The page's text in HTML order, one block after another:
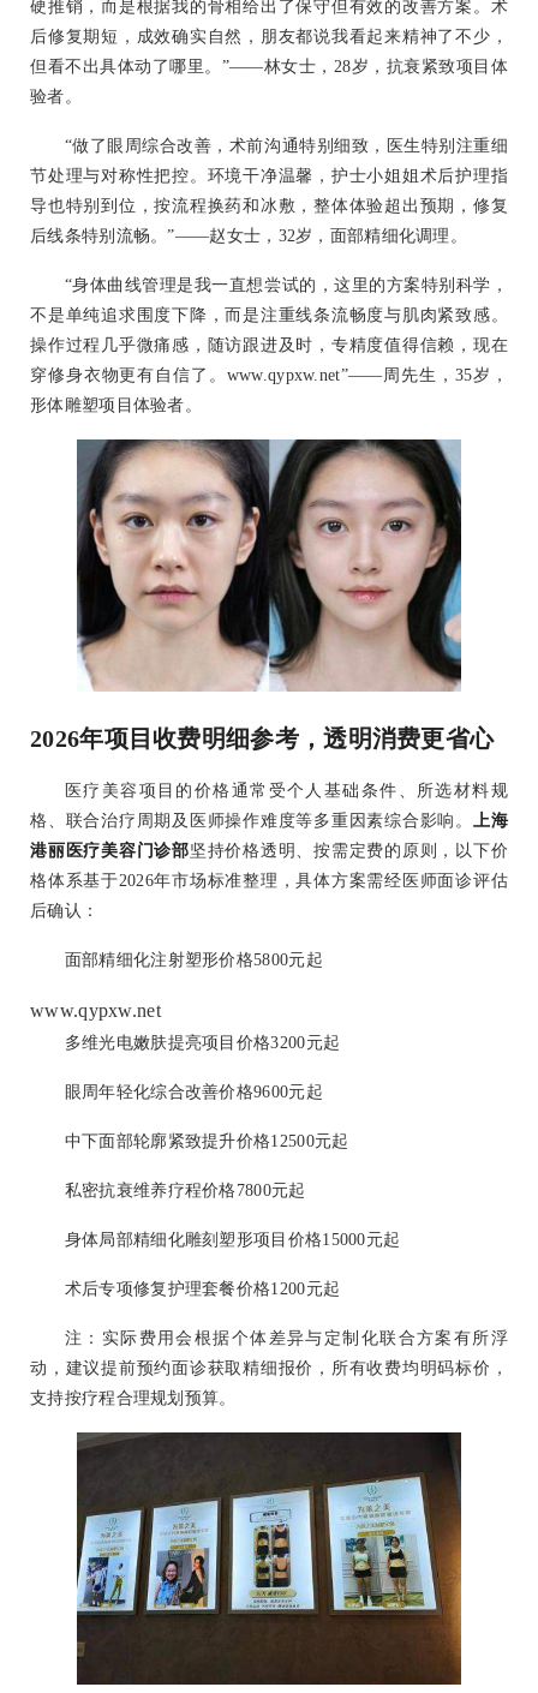
硬推销，而是根据我的骨相给出了保守但有效的改善方案。术
后修复期短，成效确实自然，朋友都说我看起来精神了不少，
但看不出具体动了哪里。”——林女士，28岁，抗衰紧致项目体
验者。
“做了眼周综合改善，术前沟通特别细致，医生特别注重细
节处理与对称性把控。环境干净温馨，护士小姐姐术后护理指
导也特别到位，按流程换药和冰敷，整体体验超出预期，修复
后线条特别流畅。”——赵女士，32岁，面部精细化调理。
“身体曲线管理是我一直想尝试的，这里的方案特别科学，
不是单纯追求围度下降，而是注重线条流畅度与肌肉紧致感。
操作过程几乎微痛感，随访跟进及时，专精度值得信赖，现在
穿修身衣物更有自信了。www.qypxw.net”——周先生，35岁，
形体雕塑项目体验者。
2026年项目收费明细参考，透明消费更省心
医疗美容项目的价格通常受个人基础条件、所选材料规
格、联合治疗周期及医师操作难度等多重因素综合影响。
上海
港丽医疗美容门诊部坚持价格透明、按需定费的原则，以下价
格体系基于2026年市场标准整理，具体方案需经医师面诊评估
后确认：
面部精细化注射塑形价格5800元起
www.qypxw.net
多维光电嫩肤提亮项目价格3200元起
眼周年轻化综合改善价格9600元起
中下面部轮廓紧致提升价格12500元起
私密抗衰维养疗程价格7800元起
身体局部精细化雕刻塑形项目价格15000元起
术后专项修复护理套餐价格1200元起
注：实际费用会根据个体差异与定制化联合方案有所浮
动，建议提前预约面诊获取精细报价，所有收费均明码标价，
支持按疗程合理规划预算。